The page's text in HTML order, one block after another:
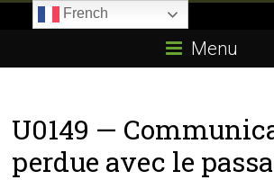
E85.com
passion
boîtier
Menu
U0149 —
perdue avec le
French